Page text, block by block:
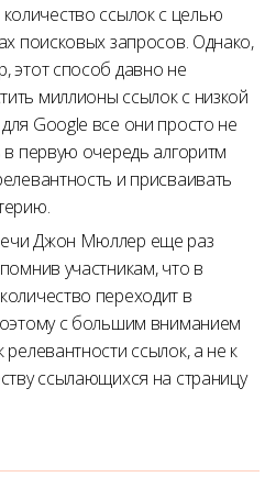
ссылок с целью
поисковых запросов. Однако,
этот способ давно не
миллионы ссылок с низкой
Google все они просто не
в первую очередь алгоритм
и присваивать
Джон Мюллер еще раз
участникам, что в
переходит в
с большим вниманием
ссылок, а не к
ссылающихся на страницу